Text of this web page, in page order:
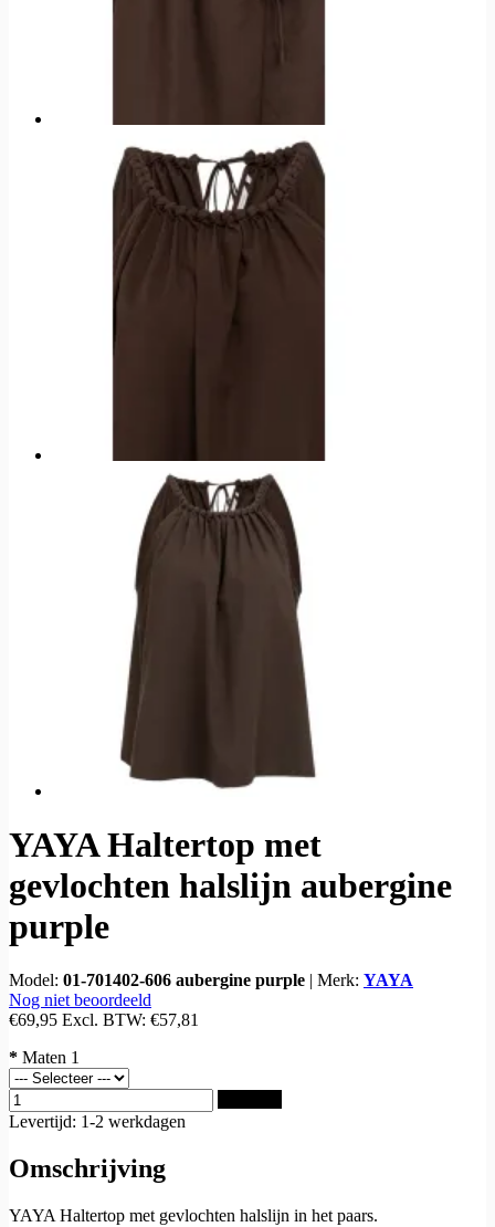
YAYA Haltertop met
gevlochten halslijn aubergine
purple
Model: 01-701402-606 aubergine purple | Merk: YAYA
Nog niet beoordeeld
€69,95 Excl. BTW: €57,81
* Maten 1
Levertijd: 1-2 werkdagen
Omschrijving
YAYA Haltertop met gevlochten halslijn in het paars.